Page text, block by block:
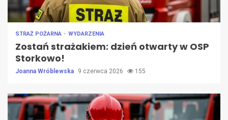
STRAŻ POŻARNA WYDARZENIA
Zostań strażakiem: dzień otwarty w OSP
Storkowo!
Joanna Wróblewska 9 czerwca 2026 155